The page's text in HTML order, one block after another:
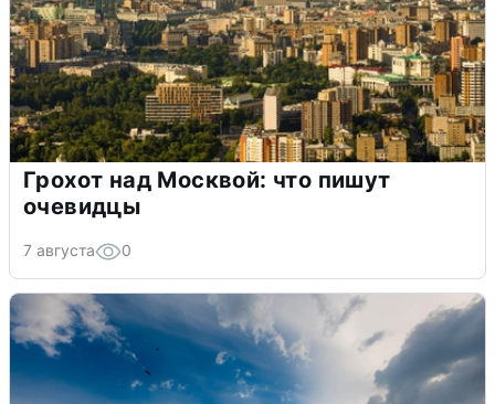
Грохот над Москвой: что пишут
очевидцы
7 августа 0